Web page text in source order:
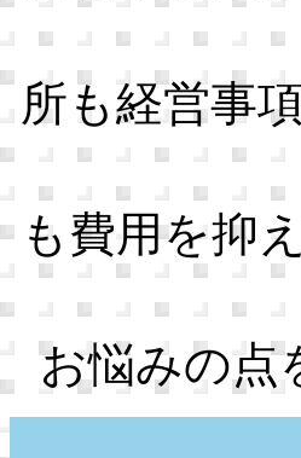
所も経営事
も費用を抑
お悩みの点